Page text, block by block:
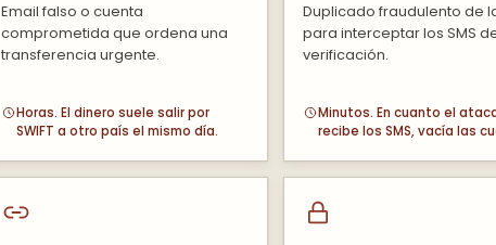
Email falso o cuenta
comprometida que ordena una
transferencia urgente.
Horas. El dinero suele salir por
SWIFT a otro país el mismo día.
Duplicado fraudulento de
para interceptar los SMS
verificación.
Minutos. En cuanto el
recibe los SMS, vacía las